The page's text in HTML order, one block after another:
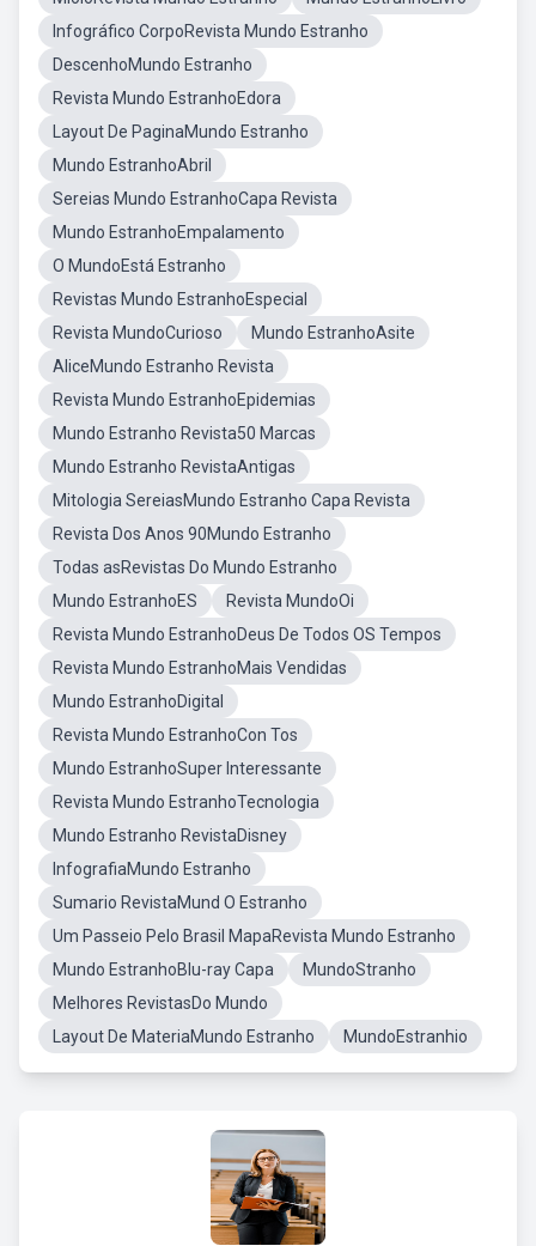
Infográfico CorpoRevista Mundo Estranho
DescenhoMundo Estranho
Revista Mundo EstranhoEdora
Layout De PaginaMundo Estranho
Mundo EstranhoAbril
Sereias Mundo EstranhoCapa Revista
Mundo EstranhoEmpalamento
O MundoEstá Estranho
Revistas Mundo EstranhoEspecial
Revista MundoCurioso
Mundo EstranhoAsite
AliceMundo Estranho Revista
Revista Mundo EstranhoEpidemias
Mundo Estranho Revista50 Marcas
Mundo Estranho RevistaAntigas
Mitologia SereiasMundo Estranho Capa Revista
Revista Dos Anos 90Mundo Estranho
Todas asRevistas Do Mundo Estranho
Mundo EstranhoES
Revista MundoOi
Revista Mundo EstranhoDeus De Todos OS Tempos
Revista Mundo EstranhoMais Vendidas
Mundo EstranhoDigital
Revista Mundo EstranhoCon Tos
Mundo EstranhoSuper Interessante
Revista Mundo EstranhoTecnologia
Mundo Estranho RevistaDisney
InfografiaMundo Estranho
Sumario RevistaMund O Estranho
Um Passeio Pelo Brasil MapaRevista Mundo Estranho
Mundo EstranhoBlu-ray Capa
MundoStranho
Melhores RevistasDo Mundo
Layout De MateriaMundo Estranho
MundoEstranhio